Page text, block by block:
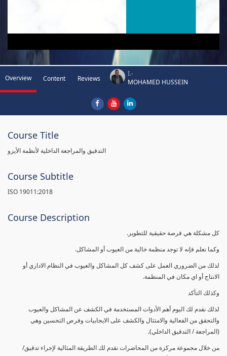
Overview Content Reviews
I.-
MOHAMED HUSSEIN
Course Title
التدقيق والمراجعة الداخلية لأنظمة الأيزو
Course Subtitle
ISO 19011:2018
Course Description
كل مشكلة هي فرصة حقيقية للتطوير.
وكما نعلم فإنه لا توجد منظمة خالية من العيوب أو المشاكل.
لذلك من الضروري العمل على كشف كل المشاكل والعيوب في النظام الاداري أو
الانتاج أو اي مكان في المنظمة.
وكذلك التأكد
لذلك نقدم لك اليوم أهم الأدوات المستخدمة في الكشف عن المشاكل والعيوب
والتحقق من الفعالية والامتثال والكشف على الايجابيات وفرص التحسين وهي
(المراجعة / التدقيق الداخلي).
من خلال مجموعة مركزة من المحاضرات نقدم لك الطريقة المثالية لإجراء تدقيق/